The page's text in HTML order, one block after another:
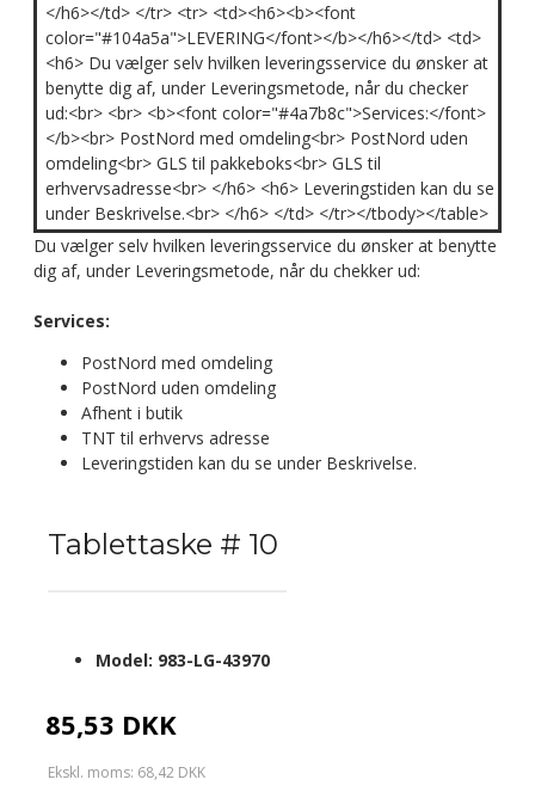
</h6></td> </tr> <tr> <td><h6><b><font
color="#104a5a">LEVERING</font></b></h6></td> <td>
<h6> Du vælger selv hvilken leveringsservice du ønsker at
benytte dig af, under Leveringsmetode, når du checker
ud:<br> <br> <b><font color="#4a7b8c">Services:</font>
</b><br> PostNord med omdeling<br> PostNord uden
omdeling<br> GLS til pakkeboks<br> GLS til
erhvervsadresse<br> </h6> <h6> Leveringstiden kan du se
under Beskrivelse.<br> </h6> </td> </tr></tbody></table>
Du vælger selv hvilken leveringsservice du ønsker at benytte
dig af, under Leveringsmetode, når du chekker ud:
Services:
PostNord med omdeling
PostNord uden omdeling
Afhent i butik
TNT til erhvervs adresse
Leveringstiden kan du se under Beskrivelse.
Tablettaske # 10
85,53 DKK
Ekskl. moms: 68,42 DKK
Model: 983-LG-43970